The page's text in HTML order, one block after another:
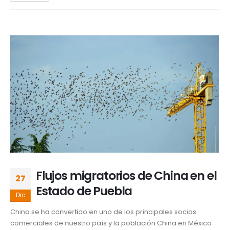
27
Dic
Flujos migratorios de China en el
Estado de Puebla
China se ha convertido en uno de los principales socios
comerciales de nuestro país y la población China en México